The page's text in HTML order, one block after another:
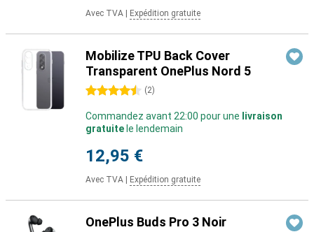
Avec TVA Expédition gratuite
Mobilize TPU Back Cover
Transparent OnePlus Nord 5
4.5 étoiles (2)
Commandez avant 22:00 pour une livraison
gratuite le lendemain
12,95 €
Avec TVA Expédition gratuite
OnePlus Buds Pro 3 Noir